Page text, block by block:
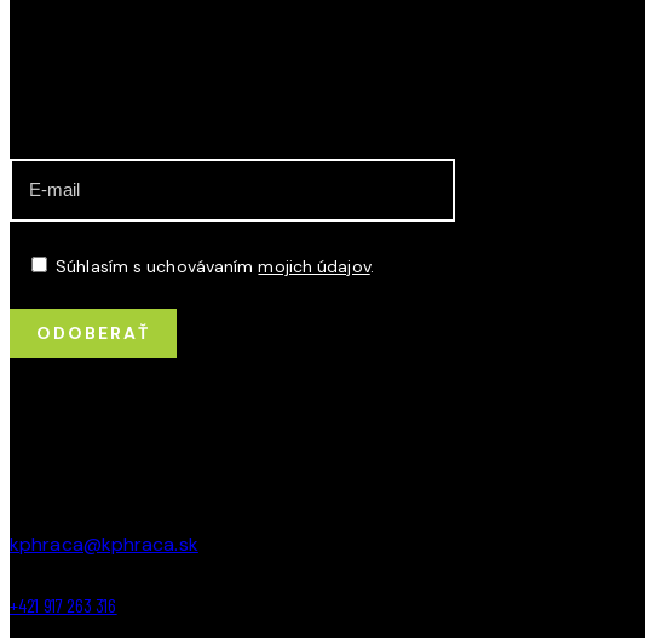
Súhlasím s uchovávanímmojich údajov.
kphraca@kphraca.sk
+421 917 263 316